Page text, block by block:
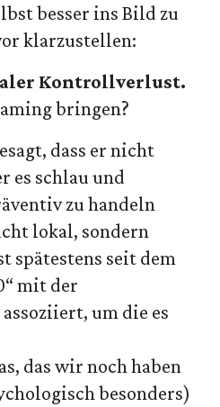
besser ins Bild zu
klarzustellen:
Kontrollverlust.
bringen?
dass er nicht
es schlau und
zu handeln
lokal, sondern
spätestens seit dem
mit der
um die es
das wir noch haben
besonders)